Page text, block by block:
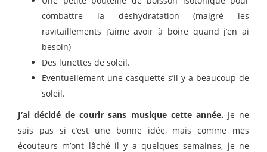
combattre la déshydratation (malgré les
ravitaillements j’aime avoir à boire quand j’en ai
besoin)
Des lunettes de soleil.
Eventuellement une casquette s’il y a beaucoup de
soleil.
J’ai décidé de courir sans musique cette année. Je ne
sais pas si c’est une bonne idée, mais comme mes
écouteurs m’ont lâché il y a quelques semaines, je ne